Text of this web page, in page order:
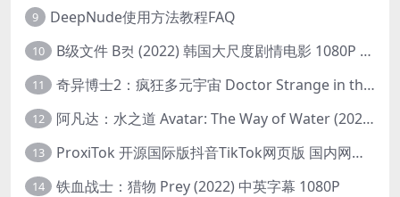
9 DeepNude使用方法教程FAQ
10 B级文件 B컷 (2022) 韩国大尺度剧情电影 1080P 中字
11 奇异博士2：疯狂多元宇宙 Doctor Strange in the Multiverse of Madness (2022) 高清版1080p
12 阿凡达：水之道 Avatar: The Way of Water (2022) 1080p 2k 4k 中文字幕
13 ProxiTok 开源国际版抖音TikTok网页版 国内网络直连
14 铁血战士：猎物 Prey (2022) 中英字幕 1080P